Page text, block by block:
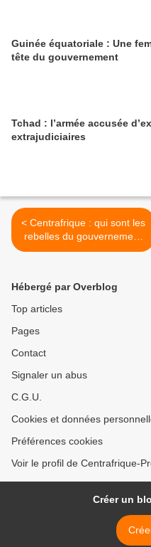
Guinée équatoriale : Une
tête du gouvernement
Tchad : l’armée accusée
extrajudiciaires
< Centrafrique : qui sont les
rebelles du gouvernement
NGRÉBADA ?
Hébergé par Overblog
Top articles
Pages
Contact
Signaler un abus
C.G.U.
Cookies et données
Préférences cookies
Voir le profil de Centrafrique-
Créer un